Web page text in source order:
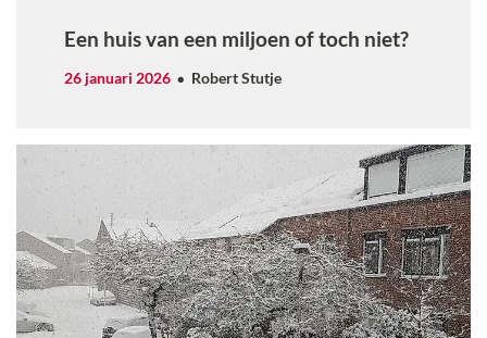
Een huis van een miljoen of toch niet?
26 januari 2026 Robert Stutje